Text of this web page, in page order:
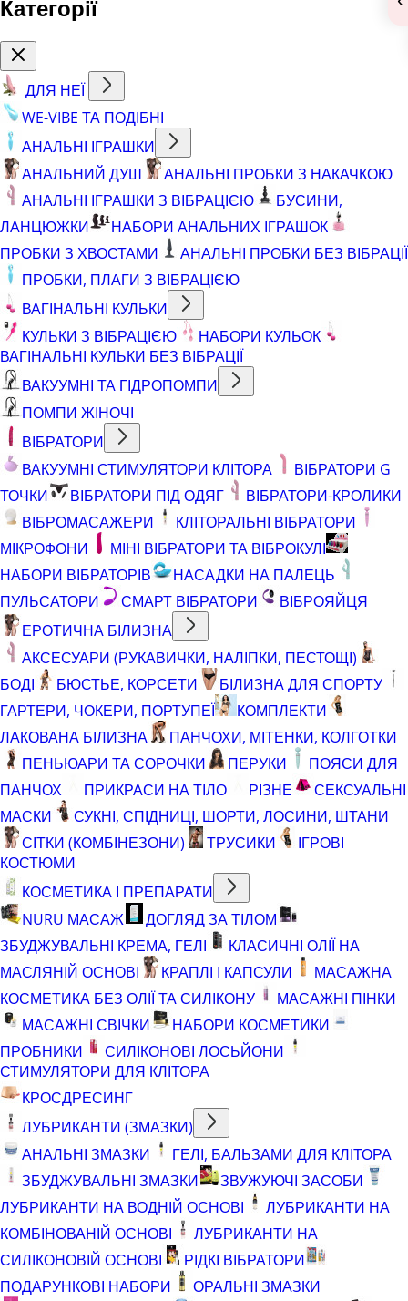
Категорії
ДЛЯ НЕЇ
WE-VIBE ТА ПОДІБНІ
АНАЛЬНІ ІГРАШКИ
АНАЛЬНИЙ ДУШ
АНАЛЬНІ ПРОБКИ З НАКАЧКОЮ
АНАЛЬНІ ІГРАШКИ З ВІБРАЦІЄЮ
БУСИНИ,
ЛАНЦЮЖКИ
НАБОРИ АНАЛЬНИХ ІГРАШОК
ПРОБКИ З ХВОСТАМИ
АНАЛЬНІ ПРОБКИ БЕЗ ВІБРАЦІЇ
ПРОБКИ, ПЛАГИ З ВІБРАЦІЄЮ
ВАГІНАЛЬНІ КУЛЬКИ
КУЛЬКИ З ВІБРАЦІЄЮ
НАБОРИ КУЛЬОК
ВАГІНАЛЬНІ КУЛЬКИ БЕЗ ВІБРАЦІЇ
ВАКУУМНІ ТА ГІДРОПОМПИ
ПОМПИ ЖІНОЧІ
ВІБРАТОРИ
ВАКУУМНІ СТИМУЛЯТОРИ КЛІТОРА
ВІБРАТОРИ G
ТОЧКИ
ВІБРАТОРИ ПІД ОДЯГ
ВІБРАТОРИ-КРОЛИКИ
ВІБРОМАСАЖЕРИ
КЛІТОРАЛЬНІ ВІБРАТОРИ
МІКРОФОНИ
МІНІ ВІБРАТОРИ ТА ВІБРОКУЛІ
НАБОРИ ВІБРАТОРІВ
НАСАДКИ НА ПАЛЕЦЬ
ПУЛЬСАТОРИ
СМАРТ ВІБРАТОРИ
ВІБРОЯЙЦЯ
ЕРОТИЧНА БІЛИЗНА
АКСЕСУАРИ (РУКАВИЧКИ, НАЛІПКИ, ПЕСТОЩІ)
БОДІ
БЮСТЬЕ, КОРСЕТИ
БІЛИЗНА ДЛЯ СПОРТУ
ГАРТЕРИ, ЧОКЕРИ, ПОРТУПЕЇ
КОМПЛЕКТИ
ЛАКОВАНА БІЛИЗНА
ПАНЧОХИ, МІТЕНКИ, КОЛГОТКИ
ПЕНЬЮАРИ ТА СОРОЧКИ
ПЕРУКИ
ПОЯСИ ДЛЯ
ПАНЧОХ
ПРИКРАСИ НА ТІЛО РІЗНЕ
СЕКСУАЛЬНІ
МАСКИ
СУКНІ, СПІДНИЦІ, ШОРТИ, ЛОСИНИ, ШТАНИ
СІТКИ (КОМБІНЕЗОНИ)
ТРУСИКИ
ІГРОВІ
КОСТЮМИ
КОСМЕТИКА І ПРЕПАРАТИ
NURU МАСАЖ
ДОГЛЯД ЗА ТІЛОМ
ЗБУДЖУВАЛЬНІ КРЕМА, ГЕЛІ
КЛАСИЧНІ ОЛІЇ НА
МАСЛЯНІЙ ОСНОВІ
КРАПЛІ І КАПСУЛИ
МАСАЖНА
КОСМЕТИКА БЕЗ ОЛІЇ ТА СИЛІКОНУ
МАСАЖНІ ПІНКИ
МАСАЖНІ СВІЧКИ
НАБОРИ КОСМЕТИКИ
ПРОБНИКИ
СИЛІКОНОВІ ЛОСЬЙОНИ
СТИМУЛЯТОРИ ДЛЯ КЛІТОРА
КРОСДРЕСИНГ
ЛУБРИКАНТИ (ЗМАЗКИ)
АНАЛЬНІ ЗМАЗКИ
ГЕЛІ, БАЛЬЗАМИ ДЛЯ КЛІТОРА
ЗБУДЖУВАЛЬНІ ЗМАЗКИ
ЗВУЖУЮЧІ ЗАСОБИ
ЛУБРИКАНТИ НА ВОДНІЙ ОСНОВІ
ЛУБРИКАНТИ НА
КОМБІНОВАНІЙ ОСНОВІ
ЛУБРИКАНТИ НА
СИЛІКОНОВІЙ ОСНОВІ
РІДКІ ВІБРАТОРИ
ПОДАРУНКОВІ НАБОРИ
ОРАЛЬНІ ЗМАЗКИ